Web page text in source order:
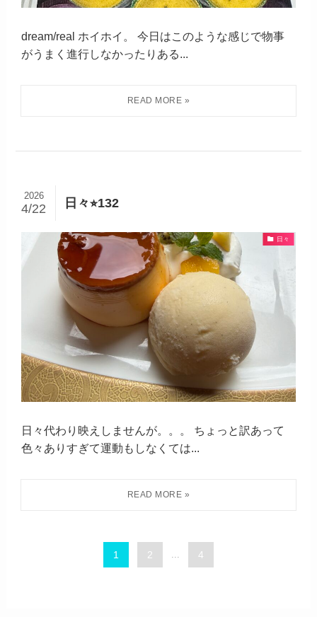
dream/real ホイホイ。 今日はこのような感じで物事
がうまく進行しなかったりある...
日々⭐︎132
2026
4/22
日々
日々代わり映えしませんが。。。 ちょっと訳あって
色々ありすぎて運動もしなくては...
1 2 4